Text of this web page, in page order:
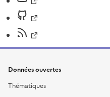
Données ouvertes
Thématiques